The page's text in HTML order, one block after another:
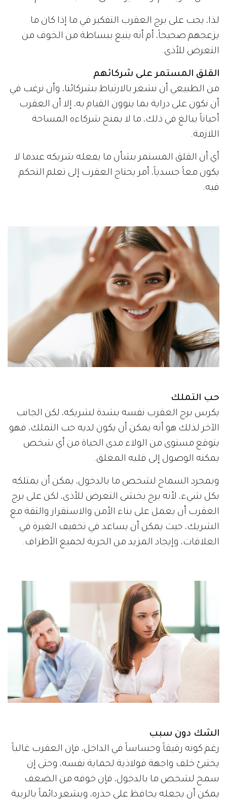
لذا، يجب على برج العقرب التفكير في ما إذا كان ما
يزعجهم صحيحاً، أم أنه ينبع ببساطة من الخوف من
التعرض للأذى.
القلق المستمر على شركائهم
من الطبيعي أن نشعر بالارتباط بشركائنا، وأن نرغب في
أن نكون على دراية بما ينوون القيام به، إلا أن العقرب
أحياناً يبالغ في ذلك، ما لا يمنح شركاءه المساحة
اللازمة.
أي أن القلق المستمر بشأن ما يفعله شريكه عندما لا
يكون معاً جسدياً، أمر يحتاج العقرب إلى تعلم التحكم
فيه.
حب التملك
يكرس برج العقرب نفسه بشدة لشريكه، لكن الجانب
الآخر لذلك هو أنه يمكن أن يكون لديه حب التملك، فهو
يتوقع مستوى من الولاء مدى الحياة من أي شخص
يمكنه الوصول إلى قلبه المغلق.
وبمجرد السماح لشخص ما بالدخول، يمكن أن يمتلكه
بكل شيء، لأنه برج يخشى التعرض للأذى، لكن على برج
العقرب أن يعمل على بناء الأمن والاستقرار والثقة مع
الشريك، حيث يمكن أن يساعد في تخفيف الغيرة في
العلاقات، وإيجاد المزيد من الحرية لجميع الأطراف.
الشك دون سبب
رغم كونه رقيقاً وحساساً في الداخل، فإن العقرب غالباً
يختبئ خلف واجهة فولاذية لحماية نفسه، وحتى إن
سمح لشخص ما بالدخول، فإن خوفه من الضعف
يمكن أن يجعله يحافظ على حذره، ويشعر دائماً بالريبة